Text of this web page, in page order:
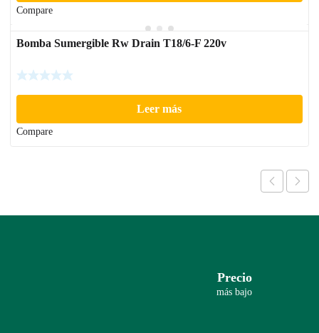
Compare
Bomba Sumergible Rw Drain T18/6-F 220v
Leer más
Compare
Precio
más bajo